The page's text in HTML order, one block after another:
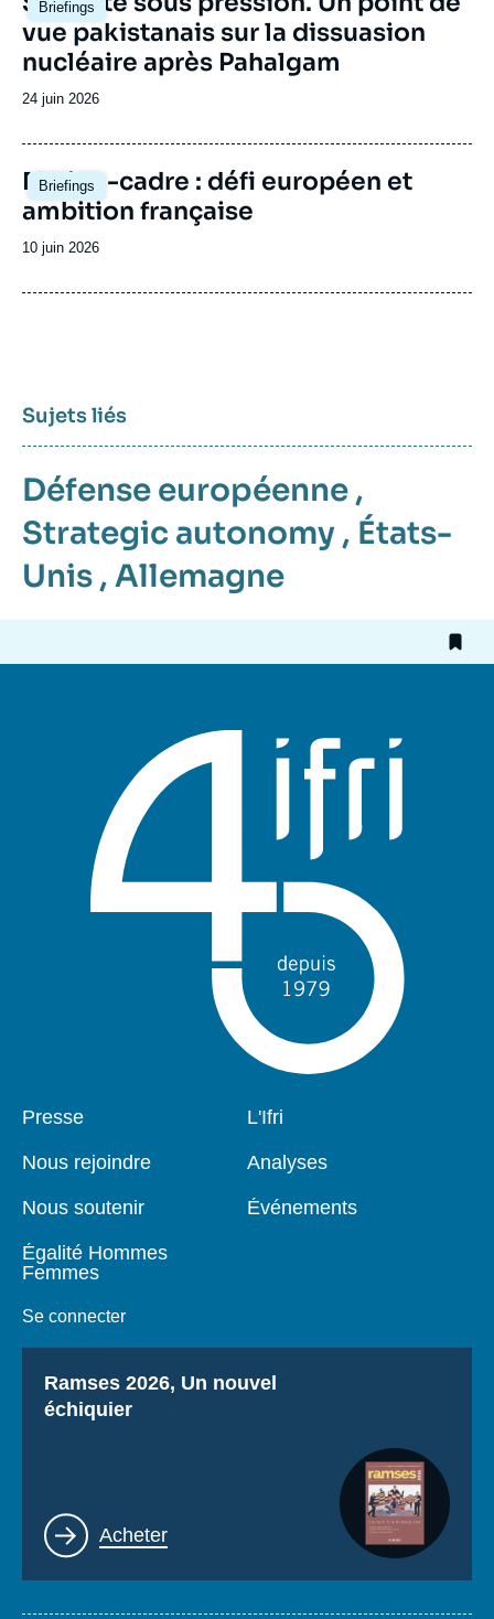
Briefings
principale
vue pakistanais sur la dissuasion
nucléaire après Pahalgam
Date
publication
24 juin 2026
Briefings
Image
principale
Nation-cadre : défi européen et
ambition française
Date
publication
10 juin 2026
Sujets liés
Défense européenne ,
Strategic autonomy , États-
Unis , Allemagne
Pied
Presse
Nous rejoindre
Nous soutenir
Égalité Hommes
Femmes
Se connecter
Navigation
L'Ifri
Analyses
Événements
Titre
Ramses 2026, Un nouvel
échiquier
Lien
Acheter